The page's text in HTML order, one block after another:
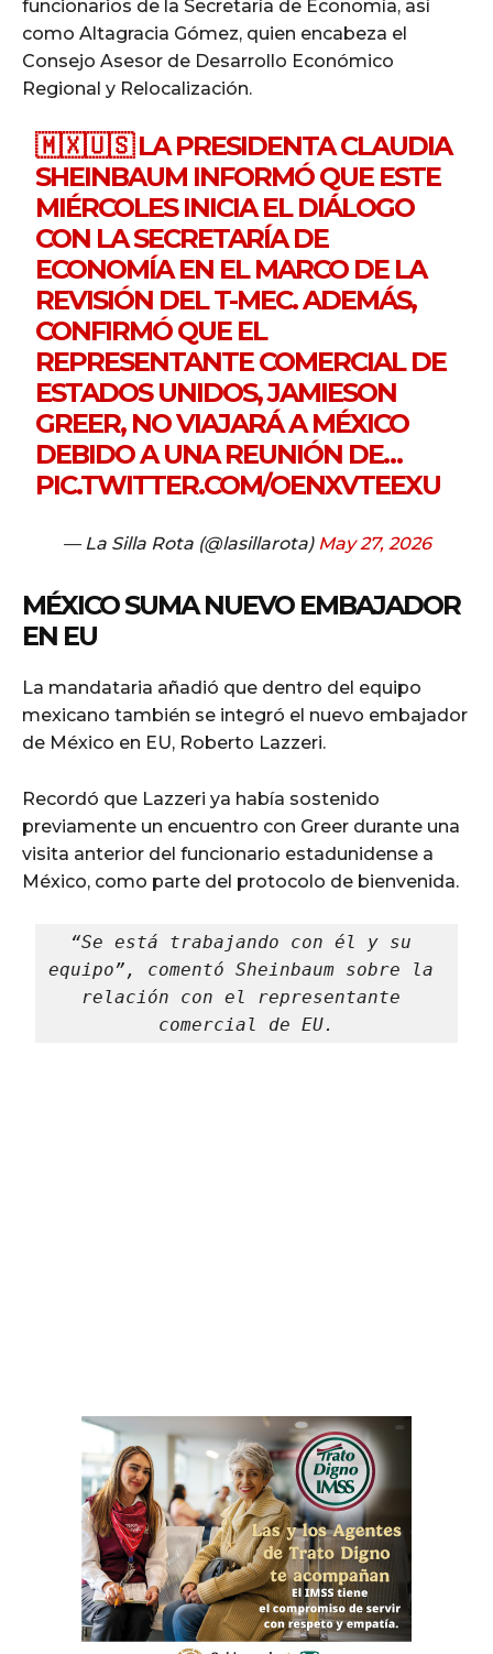
funcionarios de la Secretaría de Economía, así
como Altagracia Gómez, quien encabeza el
Consejo Asesor de Desarrollo Económico
Regional y Relocalización.
🇲🇽🇺🇸 LA PRESIDENTA CLAUDIA
SHEINBAUM INFORMÓ QUE ESTE
MIÉRCOLES INICIA EL DIÁLOGO
CON LA SECRETARÍA DE
ECONOMÍA EN EL MARCO DE LA
REVISIÓN DEL T-MEC. ADEMÁS,
CONFIRMÓ QUE EL
REPRESENTANTE COMERCIAL DE
ESTADOS UNIDOS, JAMIESON
GREER, NO VIAJARÁ A MÉXICO
DEBIDO A UNA REUNIÓN DE…
PIC.TWITTER.COM/OENXVTEEXU
— La Silla Rota (@lasillarota) May 27, 2026
MÉXICO SUMA NUEVO EMBAJADOR
EN EU
La mandataria añadió que dentro del equipo
mexicano también se integró el nuevo embajador
de México en EU, Roberto Lazzeri.
Recordó que Lazzeri ya había sostenido
previamente un encuentro con Greer durante una
visita anterior del funcionario estadunidense a
México, como parte del protocolo de bienvenida.
“Se está trabajando con él y su
equipo”, comentó Sheinbaum sobre la
relación con el representante
comercial de EU.